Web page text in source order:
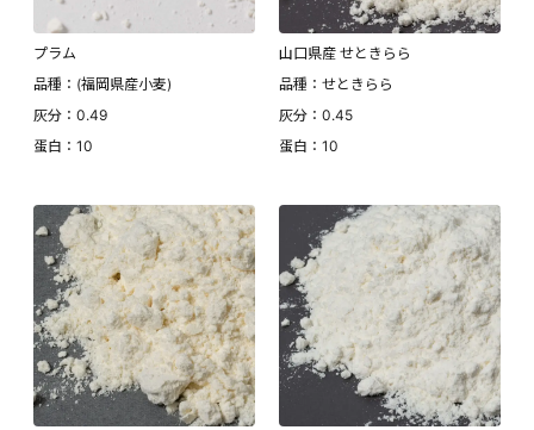
プラム
品種：(福岡県産小麦)
灰分：0.49
蛋白：10
山口県産 せときらら
品種：せときらら
灰分：0.45
蛋白：10